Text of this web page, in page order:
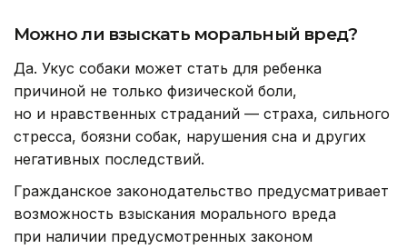
Можно ли взыскать моральный вред?
Да. Укус собаки может стать для ребенка
причиной не только физической боли,
но и нравственных страданий — страха, сильного
стресса, боязни собак, нарушения сна и других
негативных последствий.
Гражданское законодательство предусматривает
возможность взыскания морального вреда
при наличии предусмотренных законом